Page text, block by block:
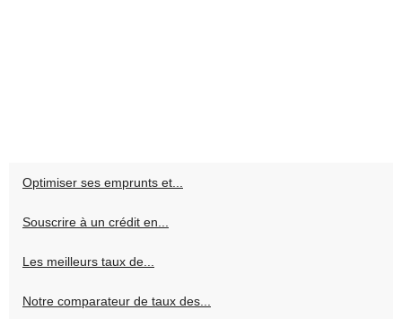
Optimiser ses emprunts et...
Souscrire à un crédit en...
Les meilleurs taux de...
Notre comparateur de taux des...